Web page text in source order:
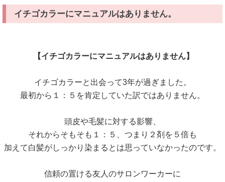
イチゴカラーにマニュアルはありません。
【イチゴカラーにマニュアルはありません】
イチゴカラーと出会って3年が過ぎました。
最初から１：５を肯定していた訳ではありません。
頭皮や毛髪に対する影響、
それからそもそも１：５、つまり２剤を５倍も
加えて白髪がしっかり染まるとは思っていなかったのです。
信頼の置ける友人のサロンワーカーに